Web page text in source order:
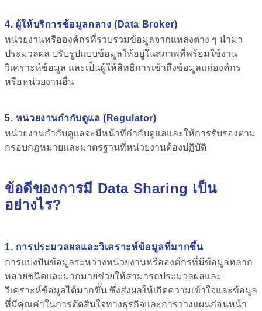
4. ผู้ให้บริการข้อมูลกลาง (Data Broker)
หน่วยงานหรือองค์กรที่รวบรวมข้อมูลจากแหล่งต่าง ๆ นำมา
ประมวลผล ปรับรูปแบบข้อมูลให้อยู่ในสภาพที่พร้อมใช้งาน
วิเคราะห์ข้อมูล และเป็นผู้ให้สิทธิการเข้าถึงข้อมูลแก่องค์กร
หรือหน่วยงานอื่น
5. หน่วยงานกำกับดูแล (Regulator)
หน่วยงานกำกับดูแลจะมีหน้าที่กำกับดูแลและให้การรับรองตาม
กรอบกฎหมายและมาตรฐานที่หน่วยงานต้องปฏิบัติ
ข้อดีของการมี Data Sharing เป็น
อย่างไร?
1. การประมวลผลและวิเคราะห์ข้อมูลที่มากขึ้น
การแบ่งปันข้อมูลระหว่างหน่วยงานหรือองค์กรที่มีข้อมูลหลาก
หลายชนิดและมากมายช่วยให้สามารถประมวลผลและ
วิเคราะห์ข้อมูลได้มากขึ้น ซึ่งส่งผลให้เกิดความเข้าใจและข้อมูล
ที่มีคุณค่าในการตัดสินใจทางธุรกิจและการวางแผนก่อนหน้า